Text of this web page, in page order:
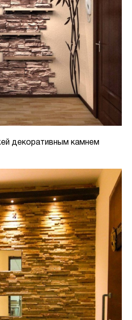
декоративным камнем